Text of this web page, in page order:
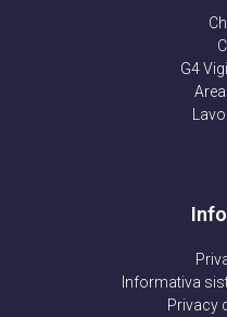
G4
Informativa
Privacy